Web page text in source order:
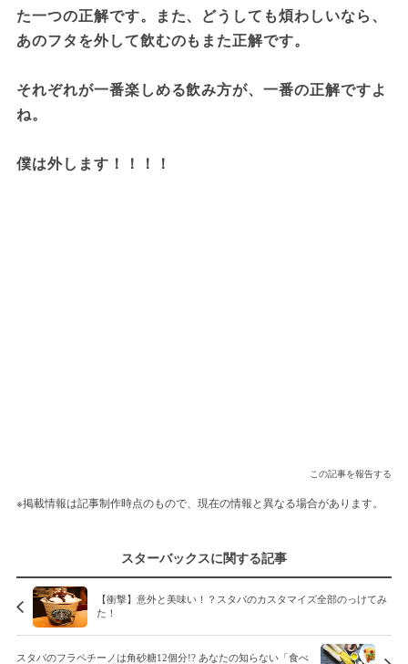
た一つの正解です。また、どうしても煩わしいなら、
あのフタを外して飲むのもまた正解です。
それぞれが一番楽しめる飲み方が、一番の正解ですよ
ね。
僕は外します！！！！
この記事を報告する
※掲載情報は記事制作時点のもので、現在の情報と異なる場合があります。
スターバックスに関する記事
【衝撃】意外と美味い！？スタバのカスタマイズ全部のっけてみ
た！
スタバのフラペチーノは角砂糖12個分!? あなたの知らない「食べ